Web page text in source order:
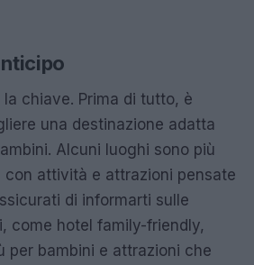
chiave. Prima di tutto, è
una destinazione adatta
Alcuni luoghi sono più
attività e attrazioni pensate
di informarti sulle
come hotel family-friendly,
per bambini e attrazioni che